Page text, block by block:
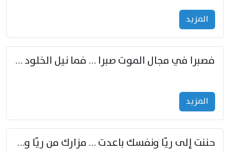
المزید
فصبرا في مجال الموت صبرا … فما نيل الخلود بمستطاع
المزید
حننت إلى ريّا ونفسك باعدت … مزارك من ريّا وشعباكما معا